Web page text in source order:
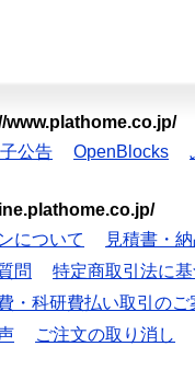
www.plathome.co.jp/
公告 OpenBlocks
について
見積書・
問
特定商取引法に
・科研費払い取引のご
ご注文の取り消し